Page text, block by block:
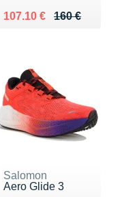
160 €
Au lieu de 160 €
107.10 €
Vendu 107.10 €
Salomon
Aero Glide 3